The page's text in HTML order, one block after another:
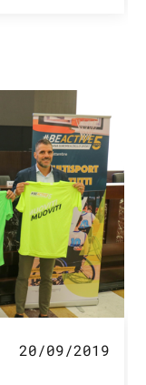
20/09/2019